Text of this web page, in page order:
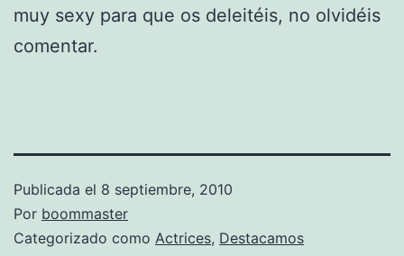
muy sexy para que os deleitéis, no olvidéis
comentar.
Publicada el 8 septiembre, 2010
Por boommaster
Categorizado como Actrices, Destacamos